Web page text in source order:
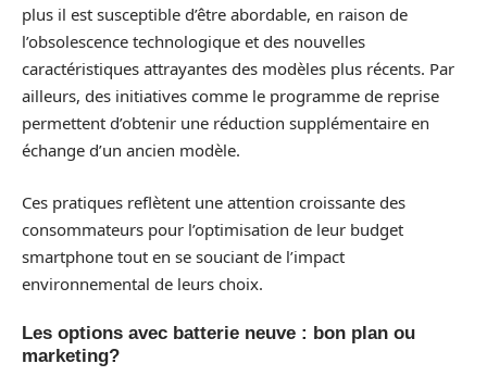
plus il est susceptible d’être abordable, en raison de
l’obsolescence technologique et des nouvelles
caractéristiques attrayantes des modèles plus récents. Par
ailleurs, des initiatives comme le programme de reprise
permettent d’obtenir une réduction supplémentaire en
échange d’un ancien modèle.
Ces pratiques reflètent une attention croissante des
consommateurs pour l’optimisation de leur budget
smartphone tout en se souciant de l’impact
environnemental de leurs choix.
Les options avec batterie neuve : bon plan ou
marketing?